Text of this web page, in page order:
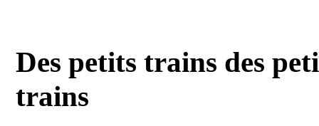
Des petits trains des
trains